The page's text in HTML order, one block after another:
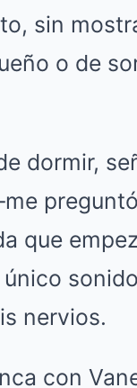
sin
o de
dormir,
que
nervios.
con